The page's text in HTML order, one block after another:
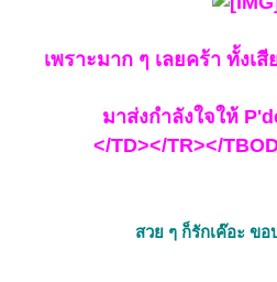
เพราะมาก ๆ เลยคร้า ทั้งเ
มาส่งกำลังใจให้
</TD></TR></
สวย ๆ ก็รักเค๊อะ ข